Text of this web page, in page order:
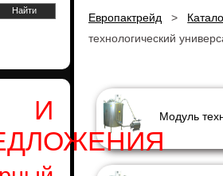
И
Европактрейд >
технологический